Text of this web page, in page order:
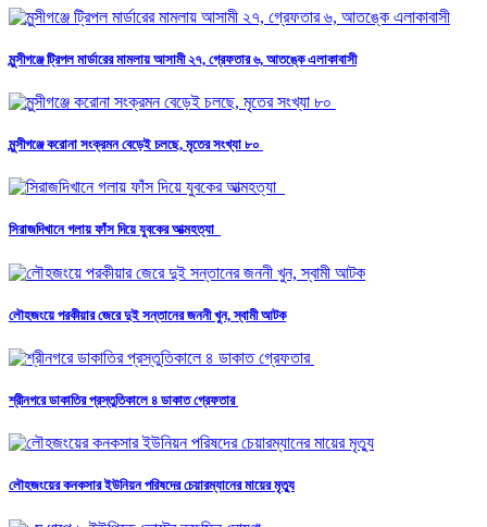
মুন্সীগঞ্জে ট্রিপল মার্ডারের মামলায় আসামী ২৭, গ্রেফতার ৬, আতঙ্কে এলাকাবাসী
মুন্সীগঞ্জে করোনা সংক্রমন বেড়েই চলছে, মৃতের সংখ্যা ৮০
সিরাজদিখানে গলায় ফাঁস দিয়ে যুবকের আত্মহত্যা
লৌহজংয়ে পরকীয়ার জেরে দুই সন্তানের জননী খুন, স্বামী আটক
শ্রীনগরে ডাকাতির প্রস্তুতিকালে ৪ ডাকাত গ্রেফতার
লৌহজংয়ের কনকসার ইউনিয়ন পরিষদের চেয়ারম্যানের মায়ের মৃত্যু